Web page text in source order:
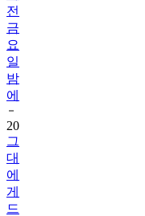
전
금
요
일
밤
에
20
그
대
에
게
드